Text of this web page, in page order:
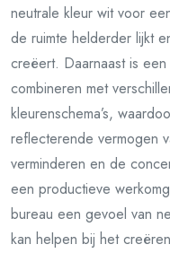
neutrale kleur wit voor
de ruimte helderder lijkt
creëert. Daarnaast is
combineren met
kleurenschema’s,
reflecterende vermogen
verminderen en de
een productieve
bureau een gevoel van
kan helpen bij het